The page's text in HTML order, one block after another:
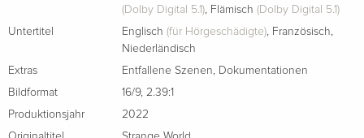
(Dolby Digital 5.1), Flämisch (Dolby Digital 5.1)
Untertitel
Englisch (für Hörgeschädigte), Französisch,
Niederländisch
Extras
Entfallene Szenen, Dokumentationen
Bildformat
16/9, 2.39:1
Produktionsjahr
2022